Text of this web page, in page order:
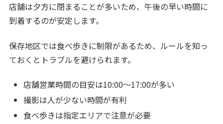
店舗は夕方に閉まることが多いため、午後の早い時間に
到着するのが安定します。
保存地区では食べ歩きに制限があるため、ルールを知っ
ておくとトラブルを避けられます。
店舗営業時間の目安は10:00〜17:00が多い
撮影は人が少ない時間が有利
食べ歩きは指定エリアで注意が必要